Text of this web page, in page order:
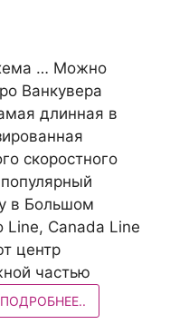
… Можно
Ванкувера
длинная в
скоростного
в Большом
Line, Canada Line
центр
частью
ПОДРОБНЕЕ..